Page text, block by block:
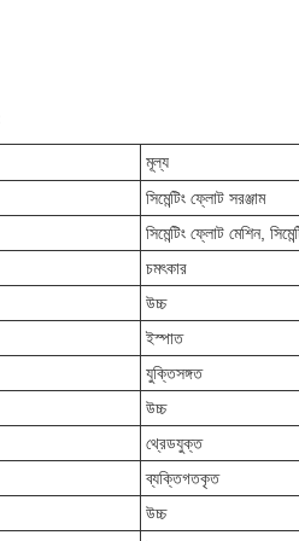
মূল্য
সিমেন্টিং ফ্লোট সরঞ্জাম
সিমেন্টিং ফ্লোট মেশিন,
চমৎকার
উচ্চ
ইস্পাত
যুক্তিসঙ্গত
উচ্চ
থ্রেডযুক্ত
ব্যক্তিগতকৃত
উচ্চ